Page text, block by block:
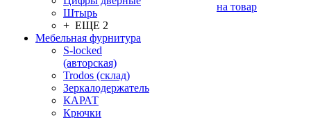
Штырь
+ ЕЩЕ 2
Мебельная фурнитура
S-locked
(авторская)
Trodos (склад)
Зеркалодержатель
КАРАТ
Крючки
на товар